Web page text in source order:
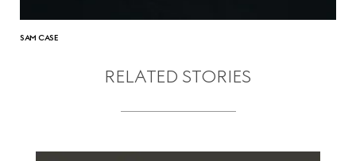
SAM CASE
RELATED STORIES